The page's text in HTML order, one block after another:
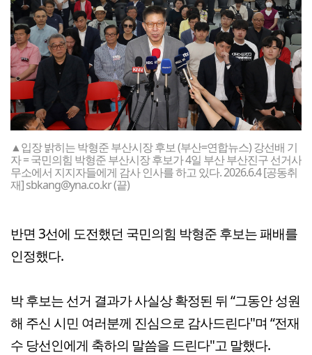
▲입장 밝히는 박형준 부산시장 후보 (부산=연합뉴스) 강선배 기
자 = 국민의힘 박형준 부산시장 후보가 4일 부산 부산진구 선거사
무소에서 지지자들에게 감사 인사를 하고 있다. 2026.6.4 [공동취
재] sbkang@yna.co.kr (끝)
반면 3선에 도전했던 국민의힘 박형준 후보는 패배를
인정했다.
박 후보는 선거 결과가 사실상 확정된 뒤 “그동안 성원
해 주신 시민 여러분께 진심으로 감사드린다"며 “전재
수 당선인에게 축하의 말씀을 드린다"고 말했다.